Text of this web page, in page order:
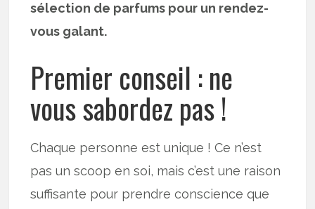
sélection de parfums pour un rendez-
vous galant.
Premier conseil : ne
vous sabordez pas !
Chaque personne est unique ! Ce n’est
pas un scoop en soi, mais c’est une raison
suffisante pour prendre conscience que